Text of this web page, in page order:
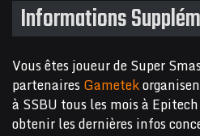
Informations
Vous êtes joueur de Super
partenairesGametek
à SSBU tous les mois à
obtenir les dernières infos